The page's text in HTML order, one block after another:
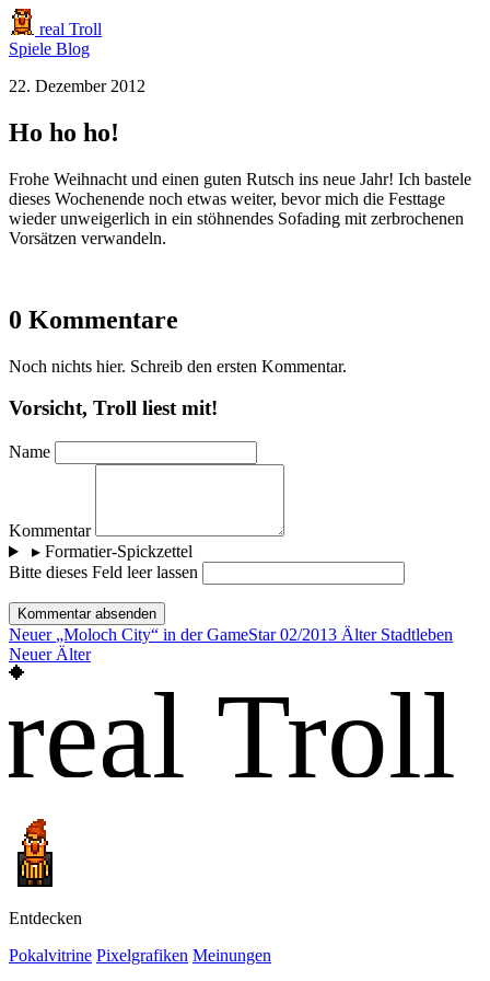
real Troll
Spiele Blog
22. Dezember 2012
Ho ho ho!
Frohe Weihnacht und einen guten Rutsch ins neue Jahr! Ich bastele
dieses Wochenende noch etwas weiter, bevor mich die Festtage
wieder unweigerlich in ein stöhnendes Sofading mit zerbrochenen
Vorsätzen verwandeln.
0 Kommentare
Noch nichts hier. Schreib den ersten Kommentar.
Vorsicht, Troll liest mit!
Name
Kommentar
▸Formatier-Spickzettel
Bitte dieses Feld leer lassen
Kommentar absenden
Neuer „Moloch City“ in der GameStar 02/2013 Älter Stadtleben
Neuer Älter
real Troll
Entdecken
Pokalvitrine Pixelgrafiken Meinungen